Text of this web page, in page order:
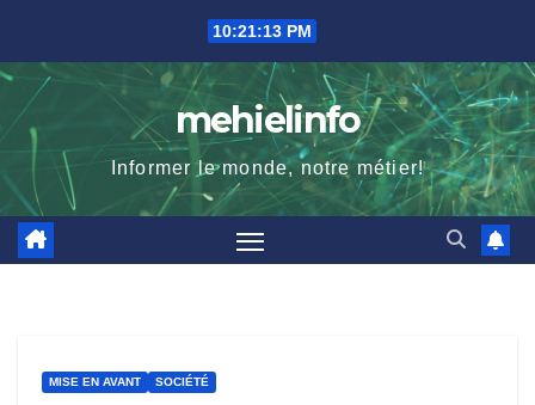
content
10:21:14 PM
mehielinfo
Informer le monde, notre métier!
MISE EN AVANT SOCIÉTÉ